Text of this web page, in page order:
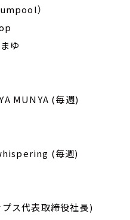
）
ゆ
MUNYA (毎週)
(毎週)
代表取締役社長)